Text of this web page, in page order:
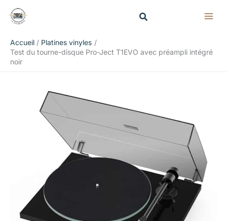
Accueil
Platines vinyles
Test du tourne-disque Pro-Ject T1EVO avec préampli intégré
noir
Rechercher